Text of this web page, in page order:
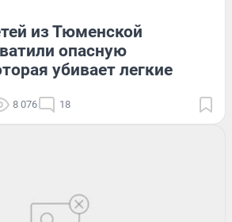
из Тюменской
опасную
убивает легкие
8 076 18